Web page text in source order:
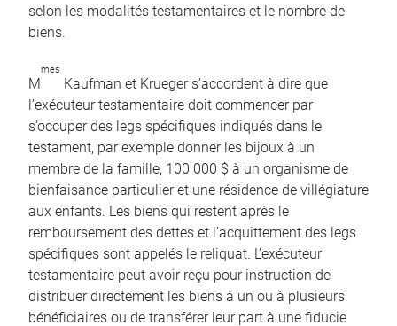
selon les modalités testamentaires et le nombre de
biens.
M
mes
Kaufman et Krueger s’accordent à dire que
l’exécuteur testamentaire doit commencer par
s’occuper des legs spécifiques indiqués dans le
testament, par exemple donner les bijoux à un
membre de la famille, 100 000 $ à un organisme de
bienfaisance particulier et une résidence de villégiature
aux enfants. Les biens qui restent après le
remboursement des dettes et l’acquittement des legs
spécifiques sont appelés le reliquat. L’exécuteur
testamentaire peut avoir reçu pour instruction de
distribuer directement les biens à un ou à plusieurs
bénéficiaires ou de transférer leur part à une fiducie